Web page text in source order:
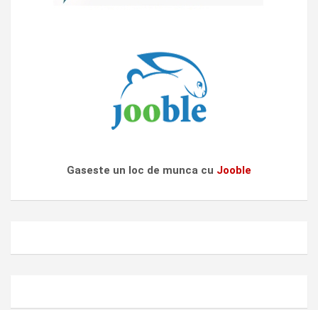
Gaseste un loc de munca cu Jooble